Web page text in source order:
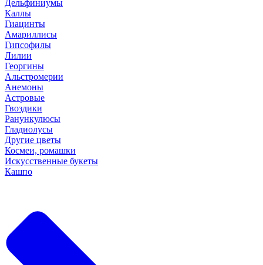
Дельфиниумы
Каллы
Гиацинты
Амариллисы
Гипсофилы
Лилии
Георгины
Альстромерии
Анемоны
Астровые
Гвоздики
Ранункулюсы
Гладиолусы
Другие цветы
Космеи, ромашки
Искусственные букеты
Кашпо